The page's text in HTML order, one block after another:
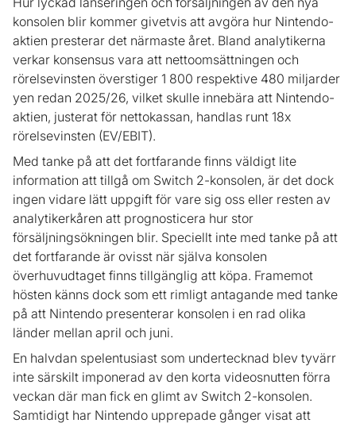
konsolen blir kommer givetvis att avgöra hur Nintendo-
aktien presterar det närmaste året. Bland analytikerna
verkar konsensus vara att nettoomsättningen och
rörelsevinsten överstiger 1 800 respektive 480 miljarder
yen redan 2025/26, vilket skulle innebära att Nintendo-
aktien, justerat för nettokassan, handlas runt 18x
rörelsevinsten (EV/EBIT).
Med tanke på att det fortfarande finns väldigt lite
information att tillgå om Switch 2-konsolen, är det dock
ingen vidare lätt uppgift för vare sig oss eller resten av
analytikerkåren att prognosticera hur stor
försäljningsökningen blir. Speciellt inte med tanke på att
det fortfarande är ovisst när själva konsolen
överhuvudtaget finns tillgänglig att köpa. Framemot
hösten känns dock som ett rimligt antagande med tanke
på att Nintendo presenterar konsolen i en rad olika
länder mellan april och juni.
En halvdan spelentusiast som undertecknad blev tyvärr
inte särskilt imponerad av den korta videosnutten förra
veckan där man fick en glimt av Switch 2-konsolen.
Samtidigt har Nintendo upprepade gånger visat att